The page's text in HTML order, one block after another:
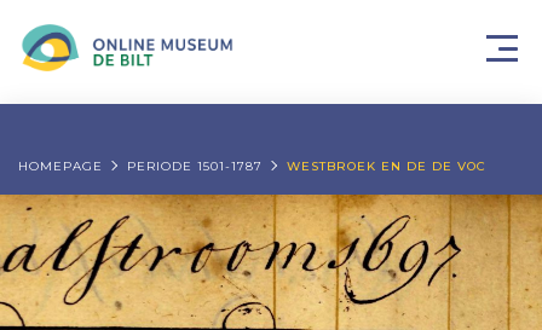
HOMEPAGE PERIODE 1501-1787 WESTBROEK EN DE DE VOC